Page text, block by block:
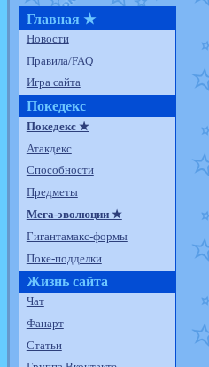
Главная ★
Новости
Правила/FAQ
Игра сайта
Покедекс
Покедекс ★
Атакдекс
Способности
Предметы
Мега-эволюции ★
Гигантамакс-формы
Поке-подделки
Жизнь сайта
Чат
Фанарт
Статьи